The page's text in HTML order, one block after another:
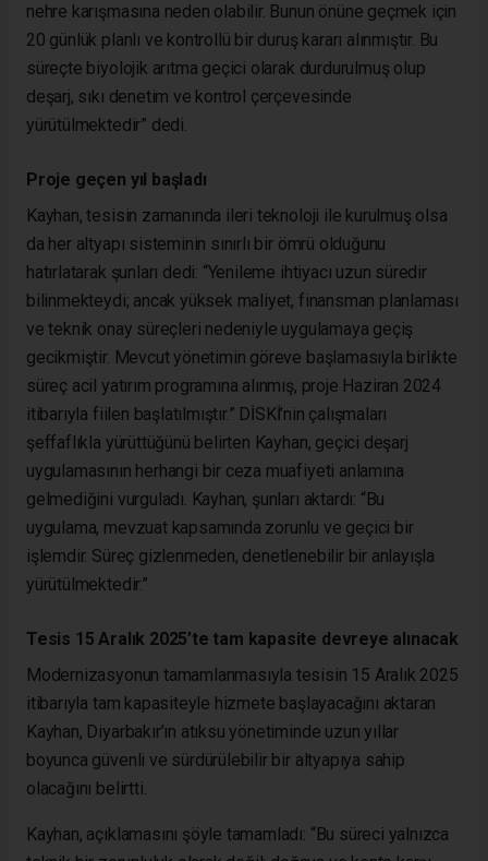
nehre karışmasına neden olabilir. Bunun önüne geçmek için
20 günlük planlı ve kontrollü bir duruş kararı alınmıştır. Bu
süreçte biyolojik arıtma geçici olarak durdurulmuş olup
deşarj, sıkı denetim ve kontrol çerçevesinde
yürütülmektedir” dedi.
Proje geçen yıl başladı
Kayhan, tesisin zamanında ileri teknoloji ile kurulmuş olsa
da her altyapı sisteminin sınırlı bir ömrü olduğunu
hatırlatarak şunları dedi: “Yenileme ihtiyacı uzun süredir
bilinmekteydi; ancak yüksek maliyet, finansman planlaması
ve teknik onay süreçleri nedeniyle uygulamaya geçiş
gecikmiştir. Mevcut yönetimin göreve başlamasıyla birlikte
süreç acil yatırım programına alınmış, proje Haziran 2024
itibarıyla fiilen başlatılmıştır.” DİSKİ’nin çalışmaları
şeffaflıkla yürüttüğünü belirten Kayhan, geçici deşarj
uygulamasının herhangi bir ceza muafiyeti anlamına
gelmediğini vurguladı. Kayhan, şunları aktardı: “Bu
uygulama, mevzuat kapsamında zorunlu ve geçici bir
işlemdir. Süreç gizlenmeden, denetlenebilir bir anlayışla
yürütülmektedir.”
Tesis 15 Aralık 2025’te tam kapasite devreye alınacak
Modernizasyonun tamamlanmasıyla tesisin 15 Aralık 2025
itibarıyla tam kapasiteyle hizmete başlayacağını aktaran
Kayhan, Diyarbakır’ın atıksu yönetiminde uzun yıllar
boyunca güvenli ve sürdürülebilir bir altyapıya sahip
olacağını belirtti.
Kayhan, açıklamasını şöyle tamamladı: “Bu süreci yalnızca